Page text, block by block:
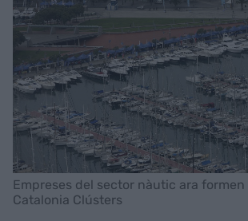
Empreses del sector nàutic ara formen
Catalonia Clústers